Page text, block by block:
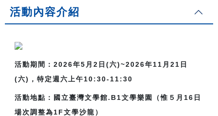
活動內容介紹
活動期間：2026年5月2日(六)~2026年11月21日
(六)，特定週六上午10:30-11:30
活動地點：國立臺灣文學館.B1文學樂園（惟５月16日
場次調整為1F文學沙龍）